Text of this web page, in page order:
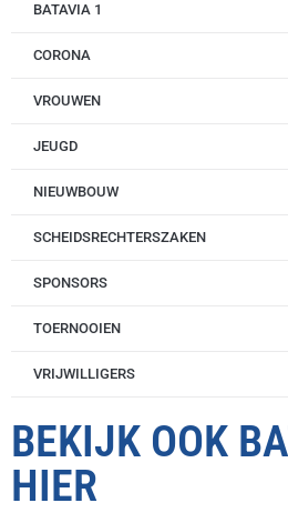
BATAVIA 1
CORONA
VROUWEN
JEUGD
NIEUWBOUW
SCHEIDSRECHTERSZAKEN
SPONSORS
TOERNOOIEN
VRIJWILLIGERS
BEKIJK OOK
HIER